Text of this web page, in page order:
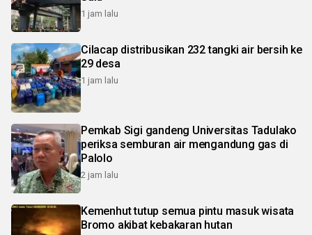
1 jam lalu
Cilacap distribusikan 232 tangki air bersih ke
29 desa
1 jam lalu
Pemkab Sigi gandeng Universitas Tadulako
periksa semburan air mengandung gas di
Palolo
2 jam lalu
Kemenhut tutup semua pintu masuk wisata
Bromo akibat kebakaran hutan